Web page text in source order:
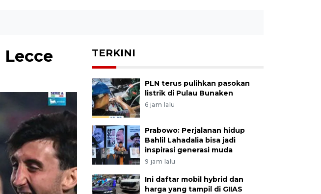
TERKINI
PLN terus pulihkan pasokan
listrik di Pulau Bunaken
6 jam lalu
Prabowo: Perjalanan hidup
Bahlil Lahadalia bisa jadi
inspirasi generasi muda
9 jam lalu
Ini daftar mobil hybrid dan
harga yang tampil di GIIAS